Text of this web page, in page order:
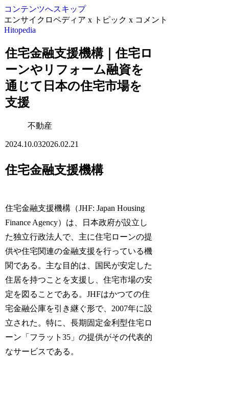
コンテンツへスキップ
エンサイクロペディア x トピック x コメント
Hitopedia
住宅金融支援機構｜住宅ロ
ーンやリフォーム融資を
通じて日本の住宅市場を
支援
不動産
2024.10.032026.02.21
住宅金融支援機構
住宅金融支援機構（JHF: Japan Housing
Finance Agency）は、日本政府が設立し
た独立行政法人で、主に住宅ローンの提
供や住宅関連の金融支援を行っている機
関である。主な目的は、国民が安定した
住居を持つことを支援し、住宅市場の安
定を図ることである。JHFはかつての住
宅金融公庫を引き継ぐ形で、2007年に設
立された。特に、長期固定金利型住宅ロ
ーン「フラット35」の提供がその代表的
なサービスである。